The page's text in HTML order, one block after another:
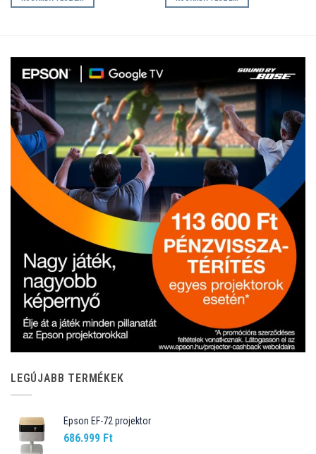
LEGÚJABB TERMÉKEK
Epson EF-72 projektor
686.999 Ft